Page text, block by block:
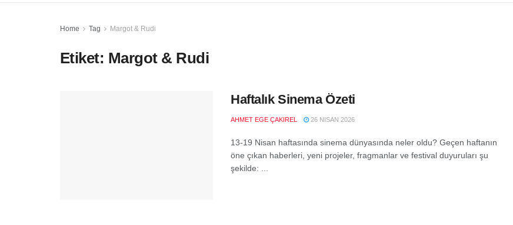
Home Tag Margot & Rudi
Etiket: Margot & Rudi
Haftalık Sinema Özeti
AHMET EGE ÇAKIREL 26 NISAN 2026
13-19 Nisan haftasında sinema dünyasında neler oldu? Geçen haftanın
öne çıkan haberleri, yeni projeler, fragmanlar ve festival duyuruları şu
şekilde: ...